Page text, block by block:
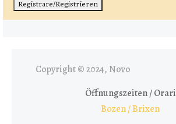
Copyright © 2024, Novo
Öffnungszeiten / Orari
Bozen / Brixen